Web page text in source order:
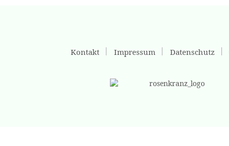
Kontakt Impressum Datenschutz